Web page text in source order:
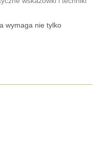
wymaga nie tylko